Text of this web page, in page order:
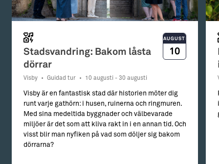
Stadsvandring: Bakom låsta
dörrar
Visby • Guidad tur • 10 augusti - 30 augusti
AUGUSTI
10
Visby är en fantastisk stad där historien möter dig
runt varje gathörn: i husen, ruinerna och ringmuren.
Med sina medeltida byggnader och välbevarade
miljöer är det som att kliva rakt in i en annan tid. Och
visst blir man nyfiken på vad som döljer sig bakom
dörrarna?